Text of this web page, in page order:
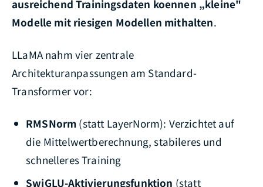
ausreichend Trainingsdaten koennen „kleine"
Modelle mit riesigen Modellen mithalten.
LLaMA nahm vier zentrale
Architekturanpassungen am Standard-
Transformer vor:
RMSNorm (statt LayerNorm): Verzichtet auf
die Mittelwertberechnung, stabileres und
schnelleres Training
SwiGLU-Aktivierungsfunktion (statt